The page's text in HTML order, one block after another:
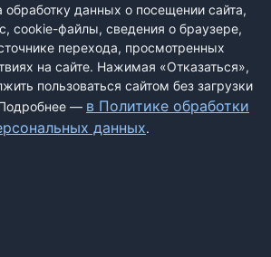
ДОБАВИТЬ ЖАЛОБУ
КОНТАКТЫ
обработку данных о посещении сайта,
cookie-файлы, сведения о браузере,
перехода, просмотренных
на сайте. Нажимая «Отказаться»,
пользоваться сайтом без загрузки
— в Политике обработки
данных.